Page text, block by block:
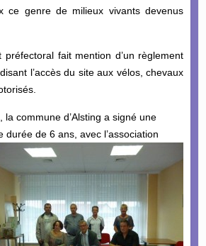
ce genre de milieux vivants devenus
fait mention d’un règlement
l’accès du site aux vélos, chevaux
la commune d’Alsting a signé une
durée de 6ans, avec l’association